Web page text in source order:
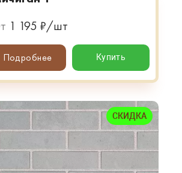
1 195 ₽/шт
Подробнее Купить
СКИДКА